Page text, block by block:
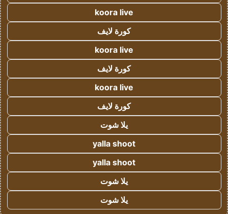
koora live
كورة لايف
koora live
كورة لايف
koora live
كورة لايف
يلا شوت
yalla shoot
yalla shoot
يلا شوت
يلا شوت